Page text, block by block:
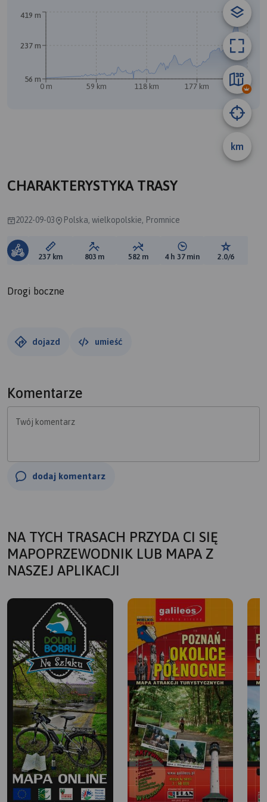
km
0 m 59 km 118 km 177 km 236 km
56 m
237 m
419 m
CHARAKTERYSTYKA TRASY
2022-09-03 Polska, wielkopolskie, Promnice
Długość trasy:
237 km Suma przewyższeń:
803 m Suma spadków:
582 m Średni czas potrzebny
4 h 37 min Ocena
2.0/6
Drogi boczne
dojazd umieść
Komentarze
Twój komentarz
dodaj komentarz
NA TYCH TRASACH PRZYDA CI SIĘ
MAPOPRZEWODNIK LUB MAPA Z
NASZEJ APLIKACJI